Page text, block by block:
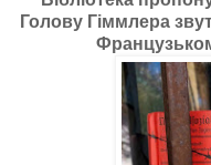
Голову Гіммлера